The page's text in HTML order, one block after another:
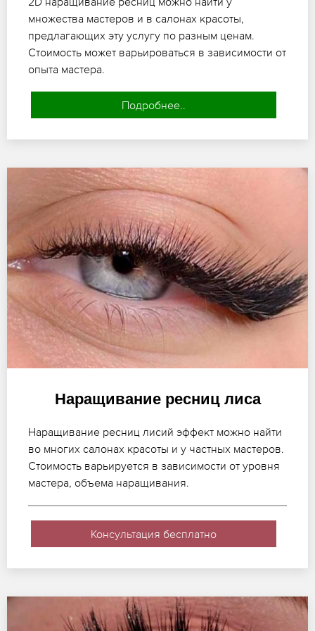
множества мастеров и в салонах красоты,
предлагающих эту услугу по разным ценам.
Стоимость может варьироваться в зависимости от
опыта мастера.
Подробнее..
Наращивание ресниц лиса
Наращивание ресниц лисий эффект можно найти
во многих салонах красоты и у частных мастеров.
Стоимость варьируется в зависимости от уровня
мастера, объема наращивания.
Консультация бесплатно